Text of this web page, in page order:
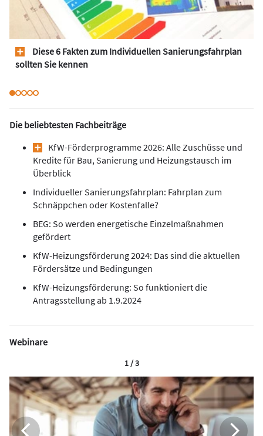
Diese 6 Fakten zum Individuellen Sanierungsfahrplan
sollten Sie kennen
Die beliebtesten Fachbeiträge
KfW-Förderprogramme 2026: Alle Zuschüsse und
Kredite für Bau, Sanierung und Heizungstausch im
Überblick
Individueller Sanierungsfahrplan: Fahrplan zum
Schnäppchen oder Kostenfalle?
BEG: So werden energetische Einzelmaßnahmen
gefördert
KfW-Heizungsförderung 2024: Das sind die aktuellen
Fördersätze und Bedingungen
KfW-Heizungsförderung: So funktioniert die
Antragsstellung ab 1.9.2024
Webinare
1 / 3